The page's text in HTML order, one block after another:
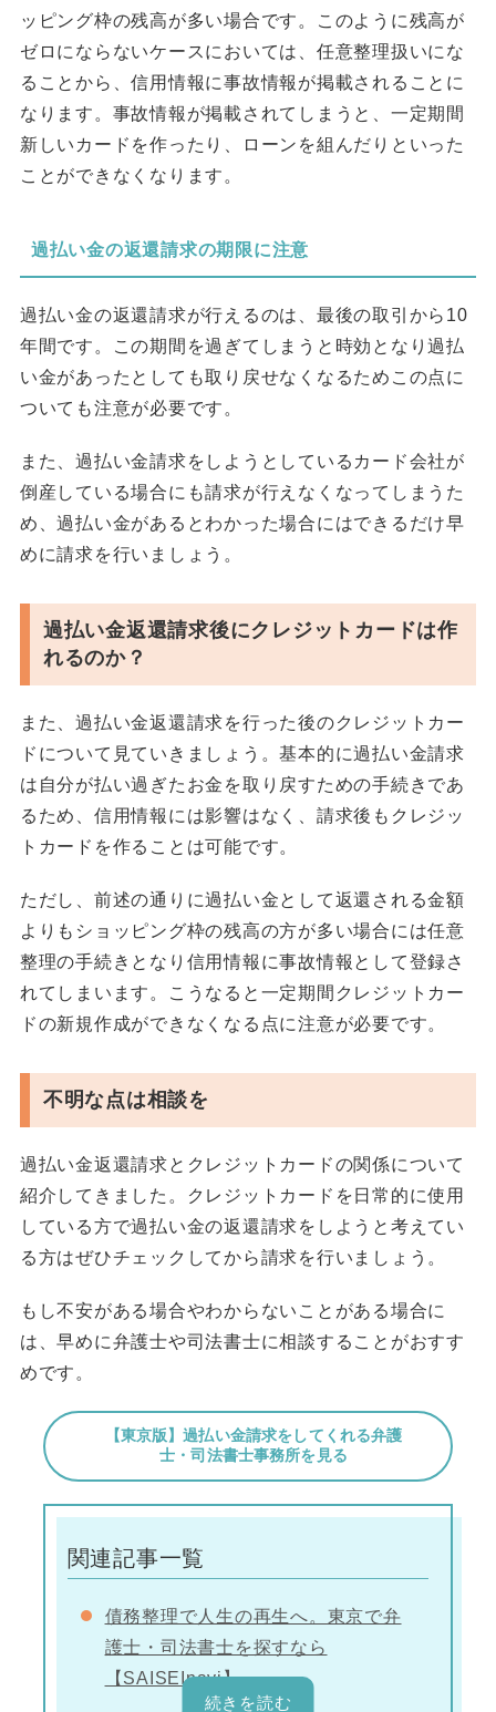
ッピング枠の残高が多い場合です。このように残高が
ゼロにならないケースにおいては、任意整理扱いにな
ることから、信用情報に事故情報が掲載されることに
なります。事故情報が掲載されてしまうと、一定期間
新しいカードを作ったり、ローンを組んだりといった
ことができなくなります。
過払い金の返還請求の期限に注意
過払い金の返還請求が行えるのは、最後の取引から10
年間です。この期間を過ぎてしまうと時効となり過払
い金があったとしても取り戻せなくなるためこの点に
ついても注意が必要です。
また、過払い金請求をしようとしているカード会社が
倒産している場合にも請求が行えなくなってしまうた
め、過払い金があるとわかった場合にはできるだけ早
めに請求を行いましょう。
過払い金返還請求後にクレジットカードは作
れるのか？
また、過払い金返還請求を行った後のクレジットカー
ドについて見ていきましょう。基本的に過払い金請求
は自分が払い過ぎたお金を取り戻すための手続きであ
るため、信用情報には影響はなく、請求後もクレジッ
トカードを作ることは可能です。
ただし、前述の通りに過払い金として返還される金額
よりもショッピング枠の残高の方が多い場合には任意
整理の手続きとなり信用情報に事故情報として登録さ
れてしまいます。こうなると一定期間クレジットカー
ドの新規作成ができなくなる点に注意が必要です。
不明な点は相談を
過払い金返還請求とクレジットカードの関係について
紹介してきました。クレジットカードを日常的に使用
している方で過払い金の返還請求をしようと考えてい
る方はぜひチェックしてから請求を行いましょう。
もし不安がある場合やわからないことがある場合に
は、早めに弁護士や司法書士に相談することがおすす
めです。
【東京版】過払い金請求をしてくれる弁護
士・司法書士事務所を見る
関連記事一覧
債務整理で人生の再生へ。東京で弁
護士・司法書士を探すなら
【SAISEInavi】